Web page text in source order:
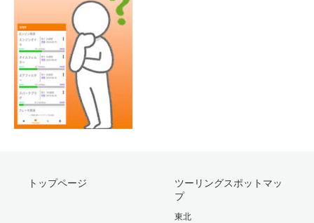
トップページ
ツーリングスポットマッ
プ
東北